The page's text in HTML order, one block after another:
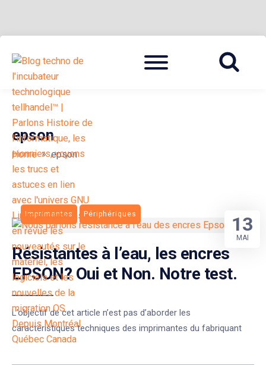
content
BLOG TECHNOLOGIQUE DU HUB | MIGRATION GNU LINUX
Menu
epson
Home»epson
Imprimantes Périphériques
Résistantes à l’eau, les encres
EPSON? Oui et Non. Notre test.
L’objectif de cet article n’est pas d’aborder les
caractéristiques techniques des imprimantes du fabriquant
13
MAI